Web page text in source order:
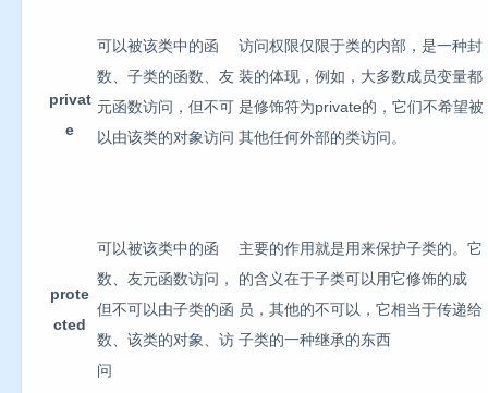
privat
e
可以被该类中的函
数、子类的函数、友
元函数访问，但不可
以由该类的对象访问
访问权限仅限于类的内部，是一种封
装的体现，例如，大多数成员变量都
是修饰符为private的，它们不希望被
其他任何外部的类访问。
prote
cted
可以被该类中的函
数、友元函数访问，
但不可以由子类的函
数、该类的对象、访
问
主要的作用就是用来保护子类的。它
的含义在于子类可以用它修饰的成
员，其他的不可以，它相当于传递给
子类的一种继承的东西